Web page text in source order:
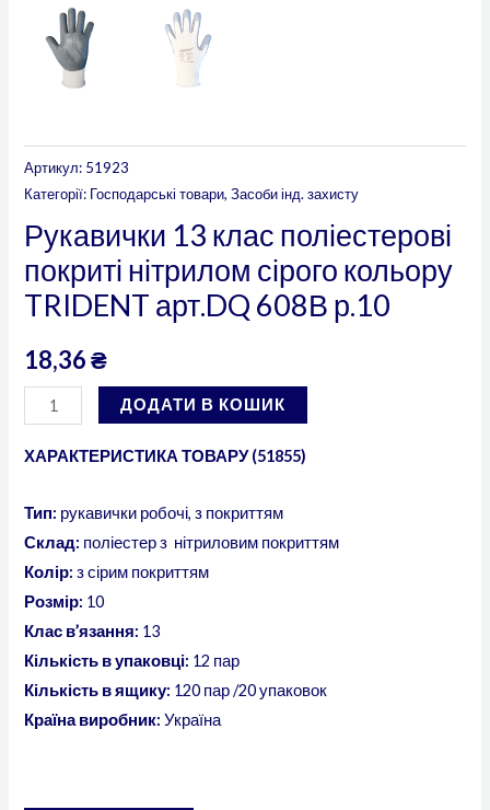
Артикул: 51923
Категорії: Господарські товари,Засоби інд. захисту
Рукавички 13 клас поліестерові
покриті нітрилом сірого кольору
TRIDENT арт.DQ 608В р.10
18,36₴
ДОДАТИ В КОШИК
ХАРАКТЕРИСТИКА ТОВАРУ (51855)
Тип: рукавички робочі, з покриттям
Склад: поліестер з нітриловим покриттям
Колір: з сірим покриттям
Розмір: 10
Клас в’язання: 13
Кількість в упаковці: 12 пар
Кількість в ящику: 120 пар /20 упаковок
Країна виробник: Україна